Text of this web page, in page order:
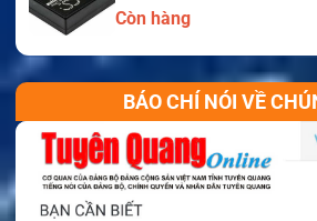
Còn hàng
BÁO CHÍ NÓI VỀ